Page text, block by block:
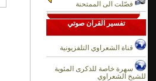
فصّلت الى الممتحنة
تفسير القران صوتي
قناة الشعراوي التلفزيونية
سهرة خاصة للذكرى المئوية
للشيخ الشعراوي